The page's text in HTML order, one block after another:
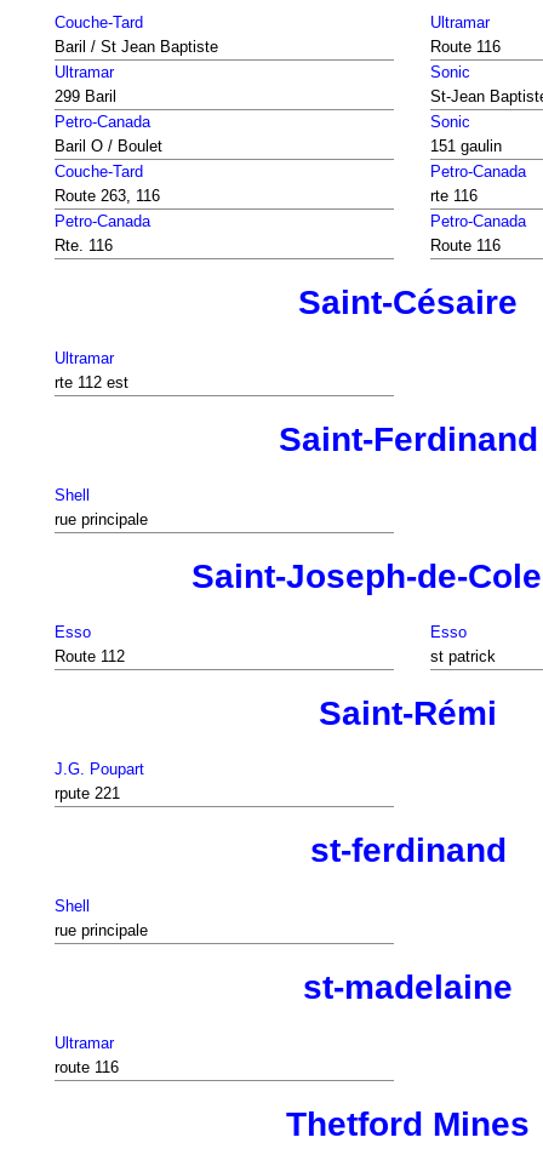
Couche-Tard
Baril / St Jean Baptiste
Ultramar
Route 116
Ultramar
299 Baril
Sonic
St-Jean
Petro-Canada
Baril O / Boulet
Sonic
151 gaulin
Couche-Tard
Route 263, 116
Petro-Canada
rte 116
Petro-Canada
Rte. 116
Petro-Canada
Route 116
Saint-Césaire
Ultramar
rte 112 est
Saint-Ferdinand
Shell
rue principale
Saint-Joseph-de-
Esso
Route 112
Esso
st patrick
Saint-Rémi
J.G. Poupart
rpute 221
st-ferdinand
Shell
rue principale
st-madelaine
Ultramar
route 116
Thetford Mines